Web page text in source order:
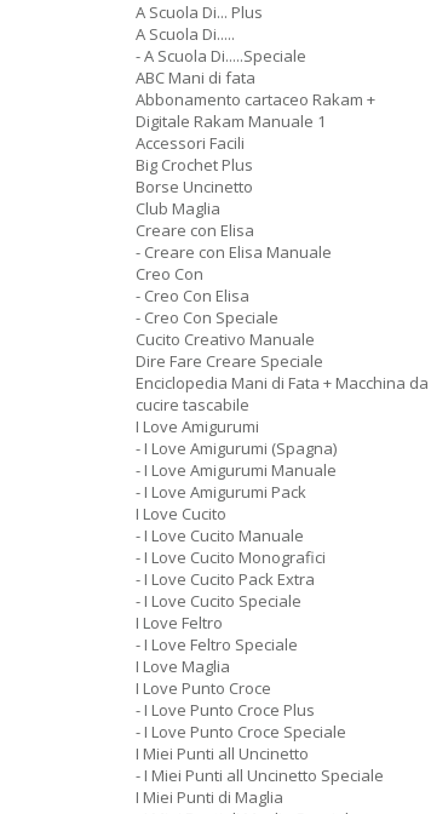
AMIGURUMI MANUALE N.8
Manga
Digitale
4.90 €
Addobbi E Lanterne
Cartacea
4.90 €
A Scuola Di... Plus
A Scuola Di.....
- A Scuola Di.....Speciale
ABC Mani di fata
Abbonamento cartaceo Rakam +
Digitale Rakam Manuale 1
Accessori Facili
Big Crochet Plus
Borse Uncinetto
Club Maglia
Creare con Elisa
- Creare con Elisa Manuale
Creo Con
- Creo Con Elisa
- Creo Con Speciale
Cucito Creativo Manuale
Dire Fare Creare Speciale
Enciclopedia Mani di Fata + Macchina da
cucire tascabile
I Love Amigurumi
- I Love Amigurumi (Spagna)
- I Love Amigurumi Manuale
- I Love Amigurumi Pack
I Love Cucito
- I Love Cucito Manuale
- I Love Cucito Monografici
- I Love Cucito Pack Extra
- I Love Cucito Speciale
I Love Feltro
- I Love Feltro Speciale
I Love Maglia
I Love Punto Croce
- I Love Punto Croce Plus
- I Love Punto Croce Speciale
I Miei Punti all Uncinetto
- I Miei Punti all Uncinetto Speciale
I Miei Punti di Maglia